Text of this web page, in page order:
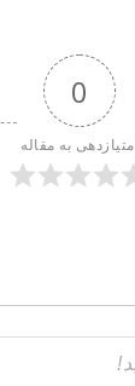
0
امتیازدهی به مقاله